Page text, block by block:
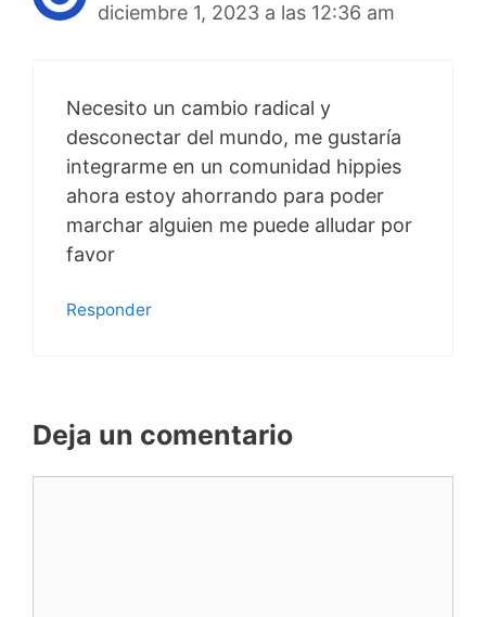
diciembre 1, 2023 a las 12:36 am
Necesito un cambio radical y
desconectar del mundo, me gustaría
integrarme en un comunidad hippies
ahora estoy ahorrando para poder
marchar alguien me puede alludar por
favor
Responder
Deja un comentario